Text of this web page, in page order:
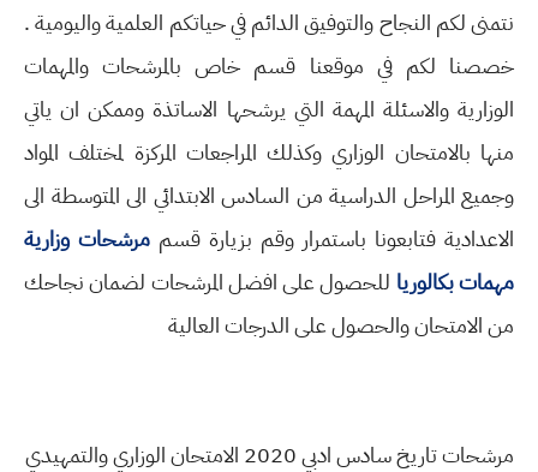
نتمنى لكم النجاح والتوفيق الدائم في حياتكم العلمية واليومية .
خصصنا لكم في موقعنا قسم خاص بالمرشحات والمهمات
الوزارية والاسئلة المهمة التي يرشحها الاساتذة وممكن ان ياتي
منها بالامتحان الوزاري وكذلك المراجعات المركزة لمختلف المواد
وجميع المراحل الدراسية من السادس الابتدائي الى المتوسطة الى
الاعدادية فتابعونا باستمرار وقم بزيارة قسم مرشحات وزارية
مهمات بكالوريا للحصول على افضل المرشحات لضمان نجاحك
من الامتحان والحصول على الدرجات العالية
مرشحات تاريخ سادس ادبي 2020 الامتحان الوزاري والتمهيدي